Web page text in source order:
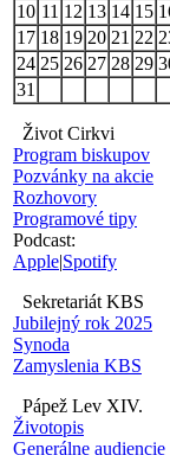
10 11 12 13 14 15
17 18 19 20 21 22
24 25 26 27 28 29
31
Život Cirkvi
Program biskupov
Pozvánky na akcie
Rozhovory
Programové tipy
Podcast:
Apple|Spotify
Sekretariát KBS
Jubilejný rok 2025
Synoda
Zamyslenia KBS
Pápež Lev XIV.
Životopis
Generálne audiencie